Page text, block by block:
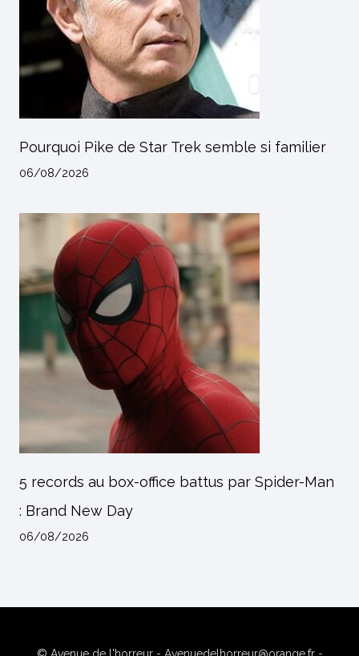
Pourquoi Pike de Star Trek semble si familier
06/08/2026
5 records au box-office battus par Spider-Man
: Brand New Day
06/08/2026